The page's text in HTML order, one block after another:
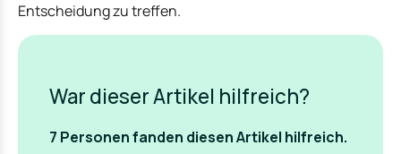
Entscheidung zu treffen.
War dieser Artikel hilfreich?
7 Personen fanden diesen Artikel hilfreich.